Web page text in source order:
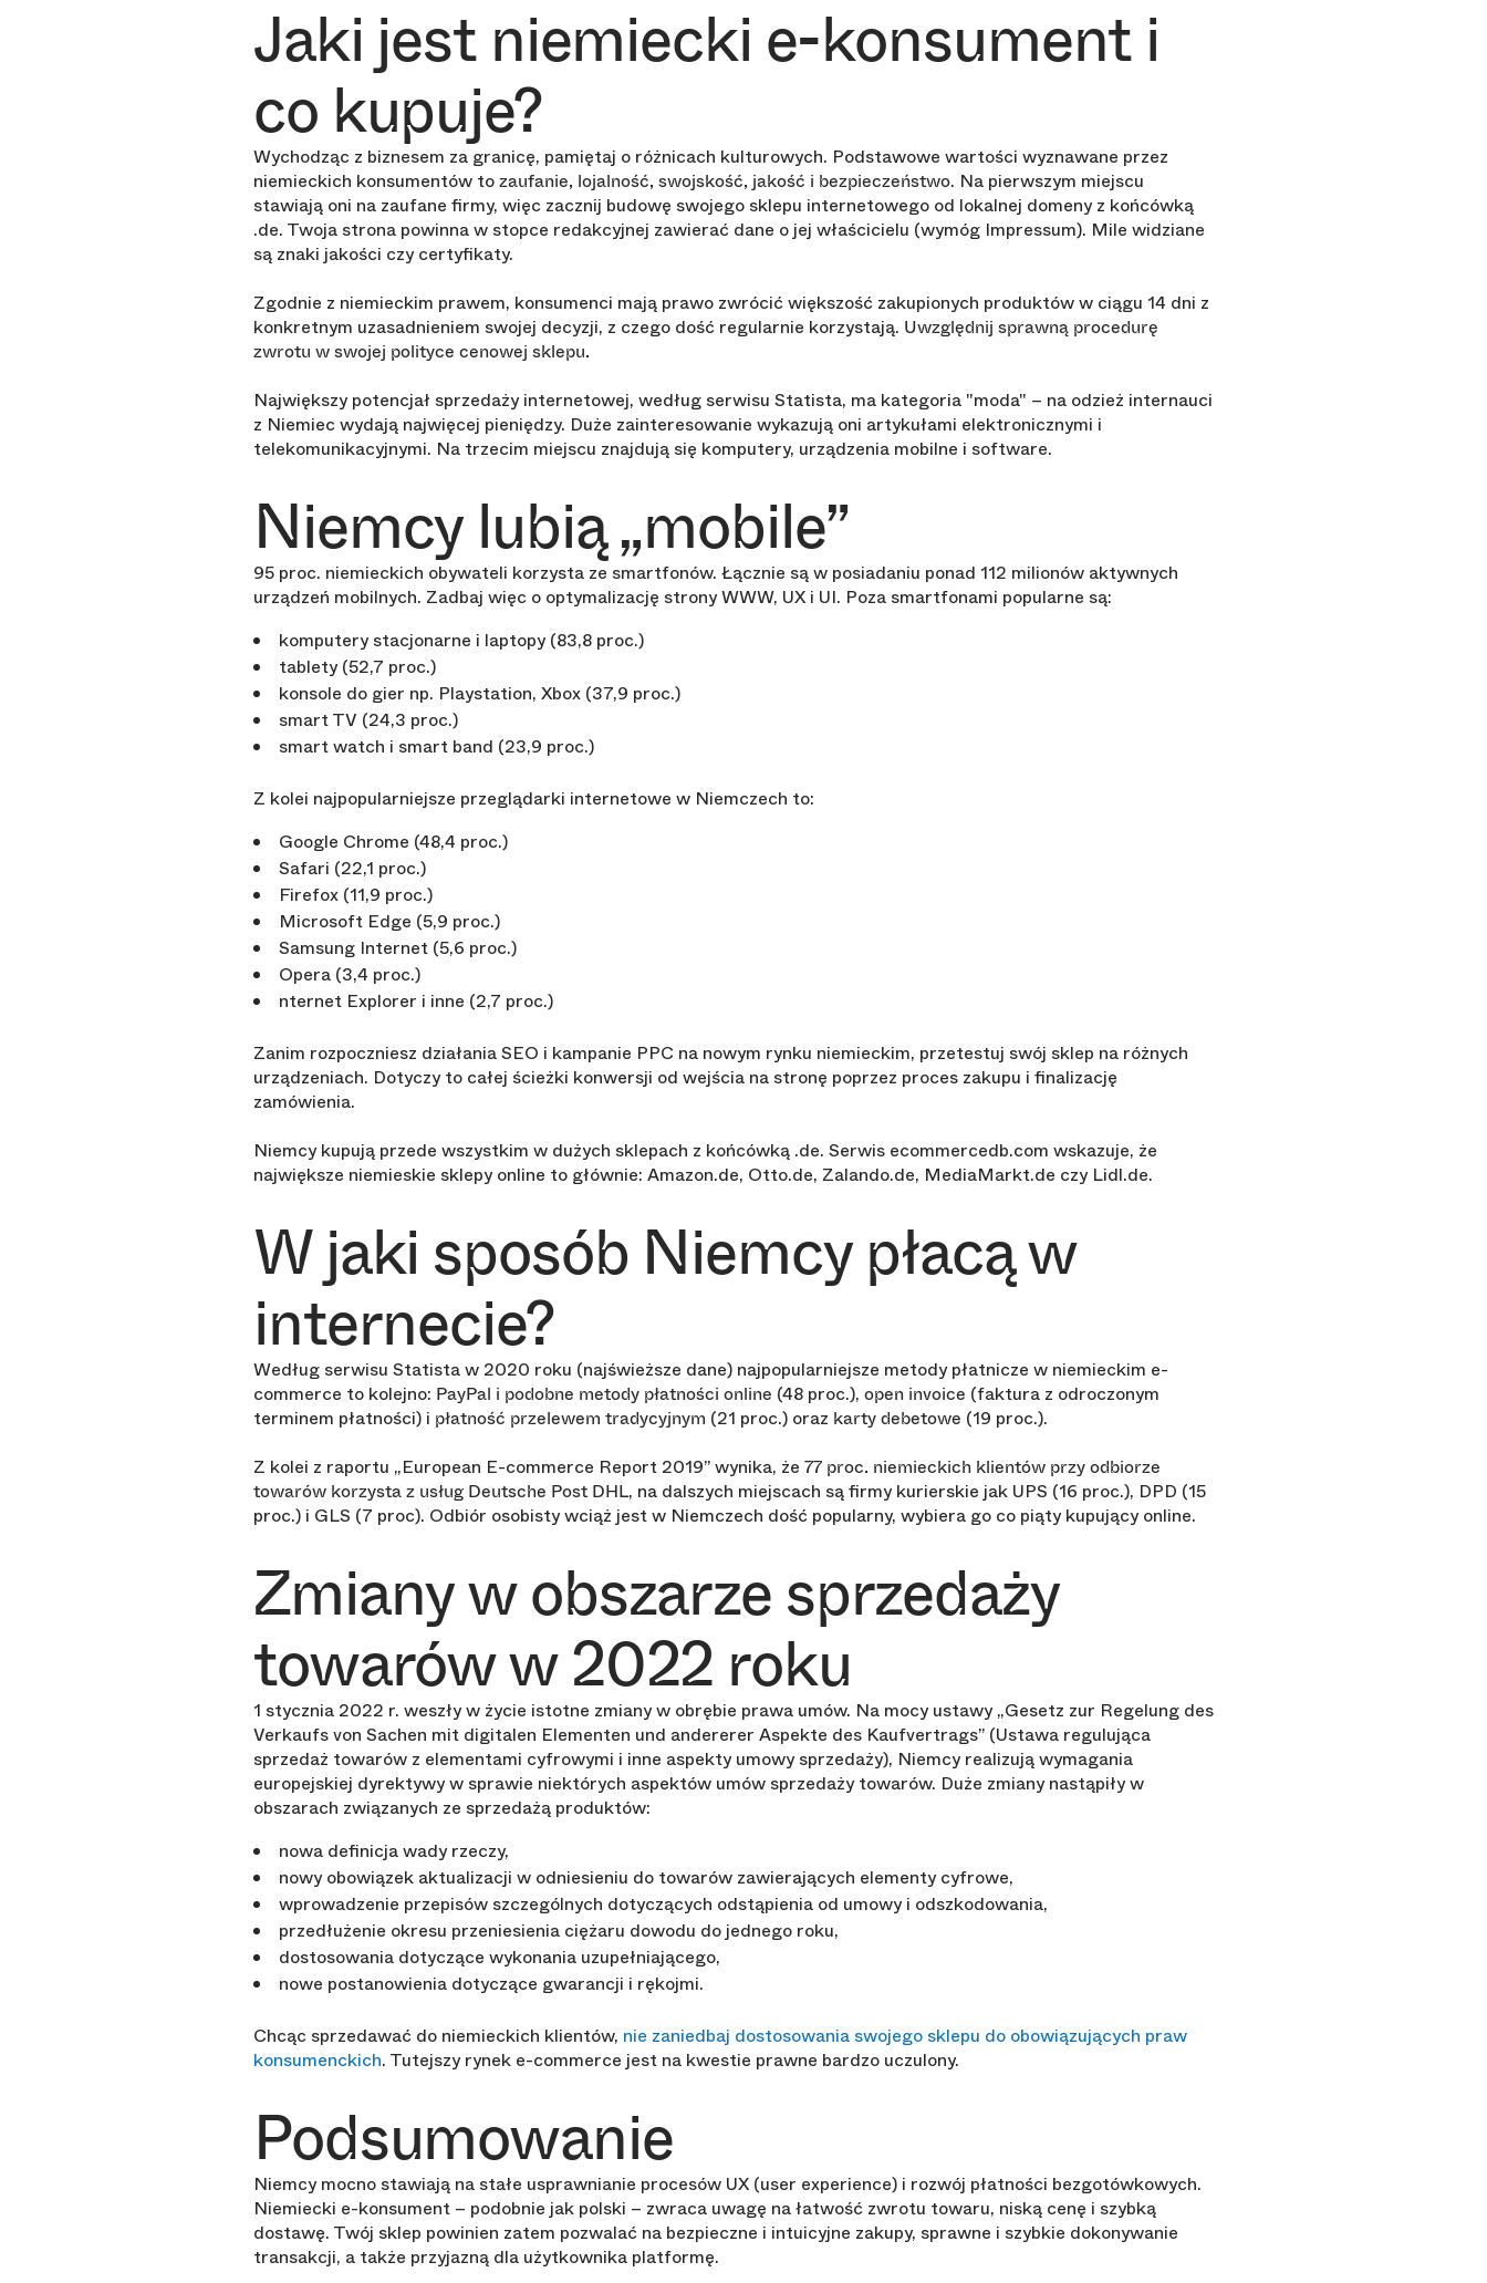
Jaki jest niemiecki e-konsument i
co kupuje?
Wychodząc z biznesem za granicę, pamiętaj o różnicach kulturowych. Podstawowe wartości wyznawane przez
niemieckich konsumentów to zaufanie, lojalność, swojskość, jakość i bezpieczeństwo. Na pierwszym miejscu
stawiają oni na zaufane firmy, więc zacznij budowę swojego sklepu internetowego od lokalnej domeny z końcówką
.de. Twoja strona powinna w stopce redakcyjnej zawierać dane o jej właścicielu (wymóg Impressum). Mile widziane
są znaki jakości czy certyfikaty.
Zgodnie z niemieckim prawem, konsumenci mają prawo zwrócić większość zakupionych produktów w ciągu 14 dni z
konkretnym uzasadnieniem swojej decyzji, z czego dość regularnie korzystają. Uwzględnij sprawną procedurę
zwrotu w swojej polityce cenowej sklepu.
Największy potencjał sprzedaży internetowej, według serwisu Statista, ma kategoria "moda" – na odzież internauci
z Niemiec wydają najwięcej pieniędzy. Duże zainteresowanie wykazują oni artykułami elektronicznymi i
telekomunikacyjnymi. Na trzecim miejscu znajdują się komputery, urządzenia mobilne i software.
Niemcy lubią „mobile”
95 proc. niemieckich obywateli korzysta ze smartfonów. Łącznie są w posiadaniu ponad 112 milionów aktywnych
urządzeń mobilnych. Zadbaj więc o optymalizację strony WWW, UX i UI. Poza smartfonami popularne są:
komputery stacjonarne i laptopy (83,8 proc.)
tablety (52,7 proc.)
konsole do gier np. Playstation, Xbox (37,9 proc.)
smart TV (24,3 proc.)
smart watch i smart band (23,9 proc.)
Z kolei najpopularniejsze przeglądarki internetowe w Niemczech to:
Google Chrome (48,4 proc.)
Safari (22,1 proc.)
Firefox (11,9 proc.)
Microsoft Edge (5,9 proc.)
Samsung Internet (5,6 proc.)
Opera (3,4 proc.)
nternet Explorer i inne (2,7 proc.)
Zanim rozpoczniesz działania SEO i kampanie PPC na nowym rynku niemieckim, przetestuj swój sklep na różnych
urządzeniach. Dotyczy to całej ścieżki konwersji od wejścia na stronę poprzez proces zakupu i finalizację
zamówienia.
Niemcy kupują przede wszystkim w dużych sklepach z końcówką .de. Serwis ecommercedb.com wskazuje, że
największe niemieskie sklepy online to głównie: Amazon.de, Otto.de, Zalando.de, MediaMarkt.de czy Lidl.de.
W jaki sposób Niemcy płacą w
internecie?
Według serwisu Statista w 2020 roku (najświeższe dane) najpopularniejsze metody płatnicze w niemieckim e-
commerce to kolejno: PayPal i podobne metody płatności online (48 proc.), open invoice (faktura z odroczonym
terminem płatności) i płatność przelewem tradycyjnym (21 proc.) oraz karty debetowe (19 proc.).
Z kolei z raportu „European E-commerce Report 2019” wynika, że 77 proc. niemieckich klientów przy odbiorze
towarów korzysta z usług Deutsche Post DHL, na dalszych miejscach są firmy kurierskie jak UPS (16 proc.), DPD (15
proc.) i GLS (7 proc). Odbiór osobisty wciąż jest w Niemczech dość popularny, wybiera go co piąty kupujący online.
Zmiany w obszarze sprzedaży
towarów w 2022 roku
1 stycznia 2022 r. weszły w życie istotne zmiany w obrębie prawa umów. Na mocy ustawy „Gesetz zur Regelung des
Verkaufs von Sachen mit digitalen Elementen und andererer Aspekte des Kaufvertrags” (Ustawa regulująca
sprzedaż towarów z elementami cyfrowymi i inne aspekty umowy sprzedaży), Niemcy realizują wymagania
europejskiej dyrektywy w sprawie niektórych aspektów umów sprzedaży towarów. Duże zmiany nastąpiły w
obszarach związanych ze sprzedażą produktów:
nowa definicja wady rzeczy,
nowy obowiązek aktualizacji w odniesieniu do towarów zawierających elementy cyfrowe,
wprowadzenie przepisów szczególnych dotyczących odstąpienia od umowy i odszkodowania,
przedłużenie okresu przeniesienia ciężaru dowodu do jednego roku,
dostosowania dotyczące wykonania uzupełniającego,
nowe postanowienia dotyczące gwarancji i rękojmi.
Chcąc sprzedawać do niemieckich klientów, nie zaniedbaj dostosowania swojego sklepu do obowiązujących praw
konsumenckich. Tutejszy rynek e-commerce jest na kwestie prawne bardzo uczulony.
Podsumowanie
Niemcy mocno stawiają na stałe usprawnianie procesów UX (user experience) i rozwój płatności bezgotówkowych.
Niemiecki e-konsument – podobnie jak polski – zwraca uwagę na łatwość zwrotu towaru, niską cenę i szybką
dostawę. Twój sklep powinien zatem pozwalać na bezpieczne i intuicyjne zakupy, sprawne i szybkie dokonywanie
transakcji, a także przyjazną dla użytkownika platformę.